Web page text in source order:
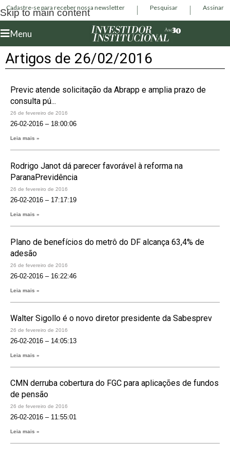
Skip to main content
Cadastre-se para receber nossa newsletter Pesquisar Assinar
Menu
Artigos de 26/02/2016
Previc atende solicitação da Abrapp e amplia prazo de
consulta pú...
26 de fevereiro de 2016
26-02-2016 – 18:00:06
Leia mais »
Rodrigo Janot dá parecer favorável à reforma na
ParanaPrevidência
26 de fevereiro de 2016
26-02-2016 – 17:17:19
Leia mais »
Plano de benefícios do metrô do DF alcança 63,4% de
adesão
26 de fevereiro de 2016
26-02-2016 – 16:22:46
Leia mais »
Walter Sigollo é o novo diretor presidente da Sabesprev
26 de fevereiro de 2016
26-02-2016 – 14:05:13
Leia mais »
CMN derruba cobertura do FGC para aplicações de fundos
de pensão
26 de fevereiro de 2016
26-02-2016 – 11:55:01
Leia mais »